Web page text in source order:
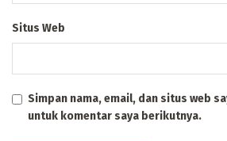
Situs Web
Simpan nama, email, dan situs web
untuk komentar saya berikutnya.